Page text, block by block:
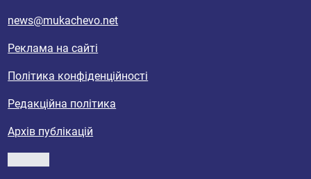
news@mukachevo.net
Реклама на сайті
Політика конфіденційності
Редакційна політика
Архів публікацій